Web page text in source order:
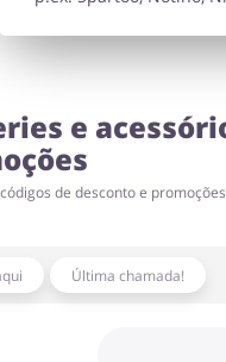
Turismo e
e
de desconto e promoções
Última chamada!